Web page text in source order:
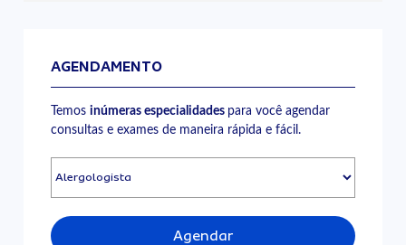
AGENDAMENTO
Temosinúmeras especialidades para você agendar
consultas e exames de maneira rápida e fácil.
Agendar